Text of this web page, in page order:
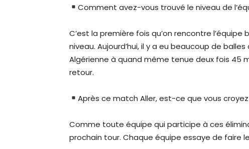
Comment avez-vous trouvé le niveau de
C’est la première fois qu’on rencontre
niveau. Aujourd’hui, il y a eu beaucoup de
Algérienne à quand même tenue deux fois 45
retour.
Après ce match Aller, est-ce que vous
Comme toute équipe qui participe à ces
prochain tour. Chaque équipe essaye de faire